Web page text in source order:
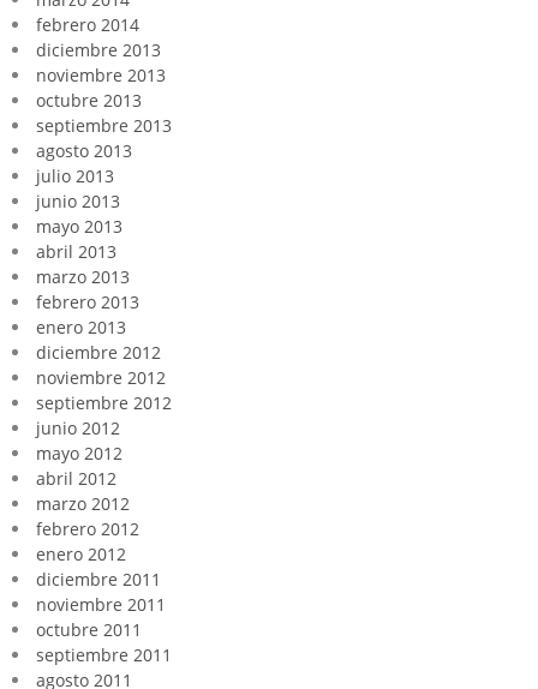
febrero 2014
diciembre 2013
noviembre 2013
octubre 2013
septiembre 2013
agosto 2013
julio 2013
junio 2013
mayo 2013
abril 2013
marzo 2013
febrero 2013
enero 2013
diciembre 2012
noviembre 2012
septiembre 2012
junio 2012
mayo 2012
abril 2012
marzo 2012
febrero 2012
enero 2012
diciembre 2011
noviembre 2011
octubre 2011
septiembre 2011
agosto 2011